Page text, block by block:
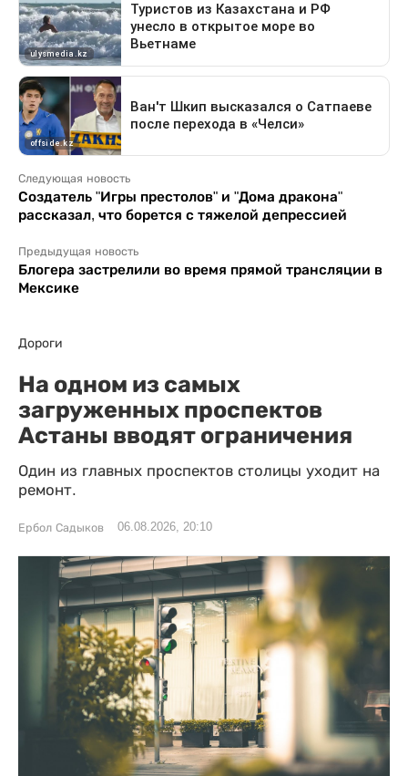
Следующая новость
Создатель "Игры престолов" и "Дома дракона"
рассказал, что борется с тяжелой депрессией
Предыдущая новость
Блогера застрелили во время прямой трансляции в
Мексике
Дороги
На одном из самых
загруженных проспектов
Астаны вводят ограничения
Один из главных проспектов столицы уходит на
ремонт.
Ербол Садыков 06.08.2026, 20:10